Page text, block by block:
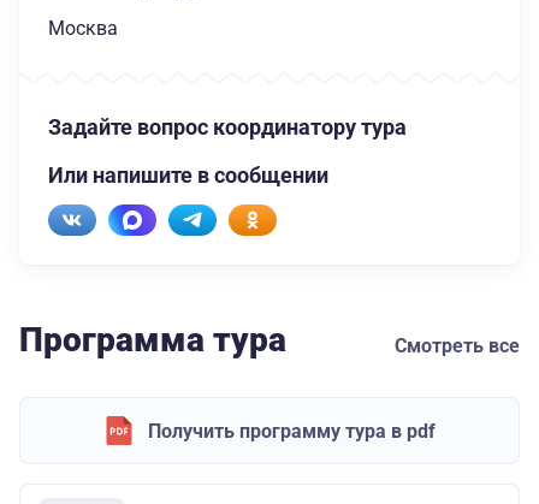
Москва
Задайте вопрос координатору тура
Или напишите в сообщении
Программа тура Смотреть все
Получить программу тура в pdf